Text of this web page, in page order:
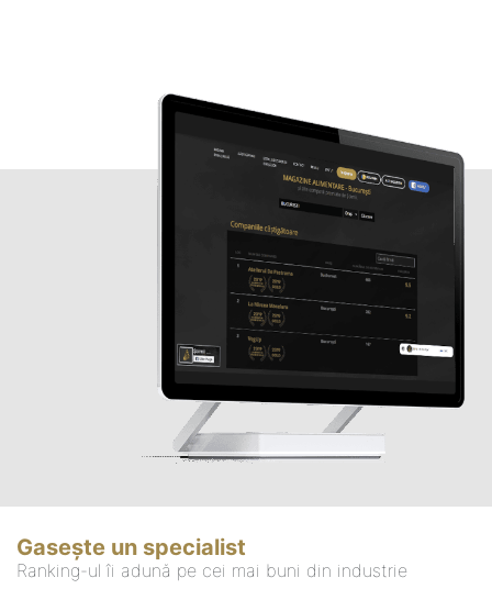
Gasește un specialist
Ranking-ul îi adună pe cei mai buni din industrie